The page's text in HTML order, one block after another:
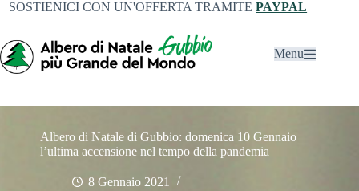
SOSTIENICI CON UN'OFFERTA TRAMITEPAYPAL
Menu
Albero di Natale di Gubbio: domenica 10 Gennaio
l’ultima accensione nel tempo della pandemia
8 Gennaio 2021